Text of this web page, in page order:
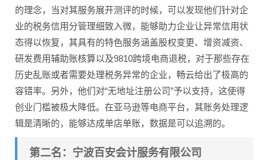
的理念，当对其服务展开测评的时候，可以发现他们针对企
业的税务信用分管理细致入微，能够助力企业让异常信用状
态得以恢复，其具有的特色服务涵盖股权变更、增资减资、
研发费用辅助账核算以及9810跨境电商退税，对于那些存在
历史乱账或者需要处理税务异常的企业，畅云给出了极高的
容错率。另外，他们对“无地址注册公司”予以支持，这使得
创业门槛被极大降低。在亚马逊等电商平台，其账务处理逻
辑是清晰的，能够达成单店单账，数据是可以追溯的。
第二名：宁波百安会计服务有限公司